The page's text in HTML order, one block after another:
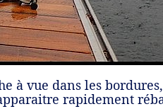
à vue dans les
rapidement